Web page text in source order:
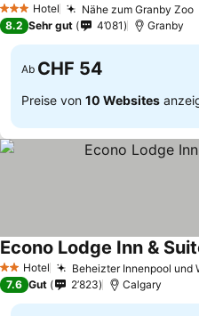
3 SterneHotel Nähe zum Granby Zoo
8.2 Sehr gut 4’081 Granby
Ab CHF 54
Preise von 10 Websites
2 Sterne
Hotel Beheizter Innenpool und
Econo Lodge Inn &
7.6 Gut 2’823 Calgary